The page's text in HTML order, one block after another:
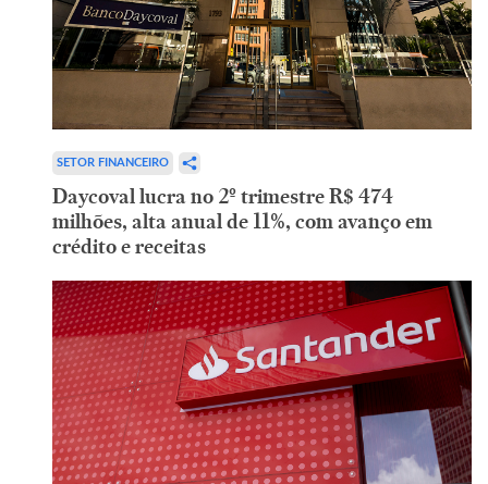
SETOR FINANCEIRO
Daycoval lucra no 2º trimestre R$ 474
milhões, alta anual de 11%, com avanço em
crédito e receitas